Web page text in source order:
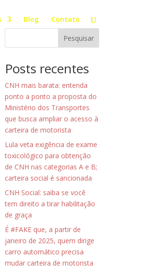
Blog Contato
Pesquisar
Posts recentes
CNH mais barata: entenda
ponto a ponto a proposta do
Ministério dos Transportes
que busca ampliar o acesso à
carteira de motorista
Lula veta exigência de exame
toxicológico para obtenção
de CNH nas categorias A e B;
carteira social é sancionada
CNH Social: saiba se você
tem direito a tirar habilitação
de graça
É #FAKE que, a partir de
janeiro de 2025, quem dirige
carro automático precisa
mudar carteira de motorista